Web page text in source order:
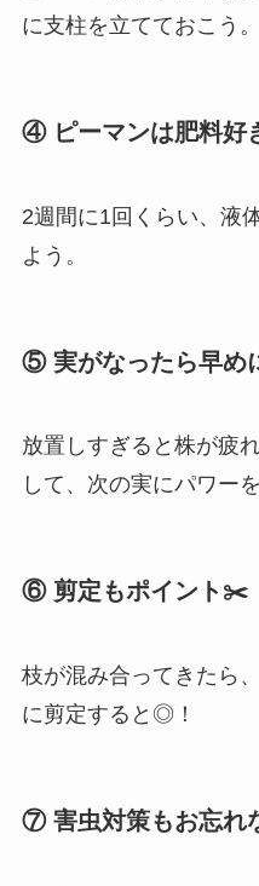
に支柱を立てておこう。
④ ピーマンは肥料好
2週間に1回くらい、液
よう。
⑤ 実がなったら早め
放置しすぎると株が疲
して、次の実にパワー
⑥ 剪定もポイント✂️
枝が混み合ってきたら
に剪定すると◎！
⑦ 害虫対策もお忘れ